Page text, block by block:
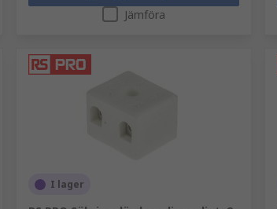
Jämföra
I lager